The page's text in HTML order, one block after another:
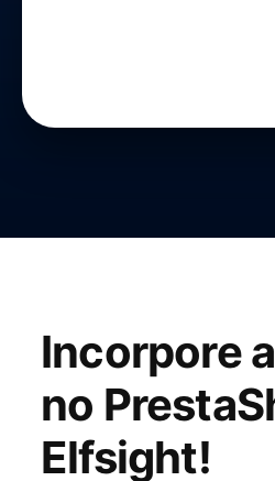
Incorpore
no
Elfsight!